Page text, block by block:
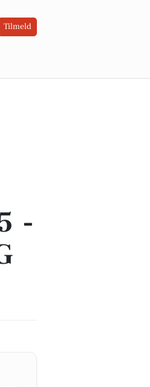
Tilmeld
-